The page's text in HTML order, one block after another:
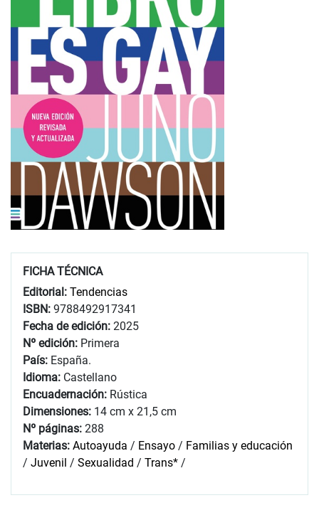
FICHA TÉCNICA
Editorial: Tendencias
ISBN: 9788492917341
Fecha de edición: 2025
Nº edición: Primera
País: España.
Idioma: Castellano
Encuadernación: Rústica
Dimensiones: 14 cm x 21,5 cm
Nº páginas: 288
Materias: Autoayuda / Ensayo / Familias y educación
/ Juvenil / Sexualidad / Trans* /